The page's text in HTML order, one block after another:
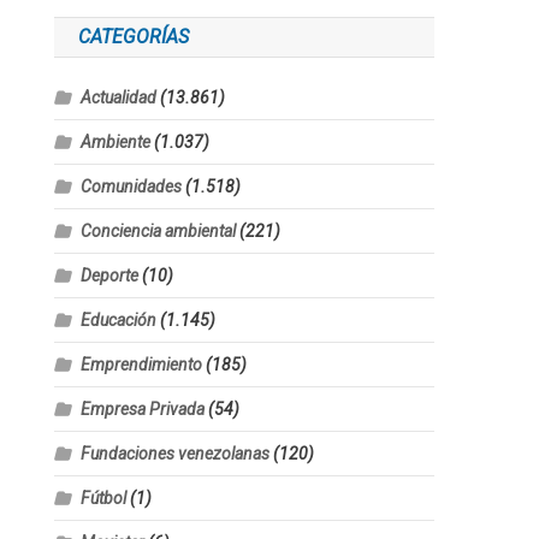
CATEGORÍAS
Actualidad(13.861)
Ambiente(1.037)
Comunidades(1.518)
Conciencia ambiental(221)
Deporte(10)
Educación(1.145)
Emprendimiento(185)
Empresa Privada(54)
Fundaciones venezolanas(120)
Fútbol(1)